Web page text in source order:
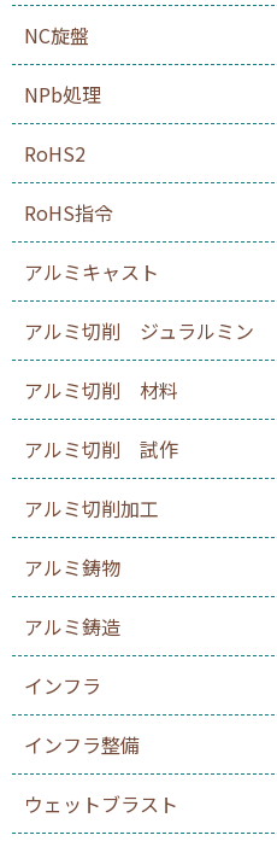
NC旋盤
NPb処理
RoHS2
RoHS指令
アルミキャスト
アルミ切削 ジュラルミン
アルミ切削 材料
アルミ切削 試作
アルミ切削加工
アルミ鋳物
アルミ鋳造
インフラ
インフラ整備
ウェットブラスト